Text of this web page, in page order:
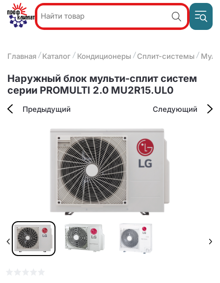
Акции и
О компании
Наши услуги
Оплата и доставка
8
25-
93-63
Главная Каталог Кондиционеры Сплит-системы
Наружный блок мульти-сплит систем
серии PROMULTI 2.0 MU2R15.UL0
Предыдущий Следующий